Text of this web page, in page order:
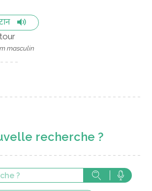
masculin
recherche ?